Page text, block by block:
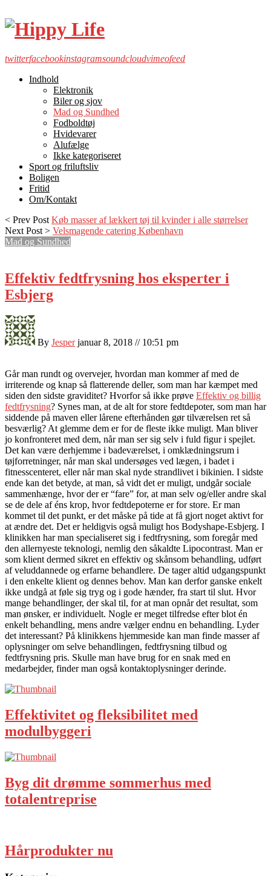
twitterfacebookinstagramsoundcloudvimeofeed
Indhold
Elektronik
Biler og sjov
Mad og Sundhed
Fodboldtøj
Hvidevarer
Alufælge
Ikke kategoriseret
Sport og friluftsliv
Boligen
Fritid
Om/Kontakt
< Prev Post Køb masser af lækkert tøj til kvinder i alle størrelser
Next Post > Velsmagende catering København
Mad og Sundhed
Effektiv fedtfrysning hos eksperter i
Esbjerg
By Jesper januar 8, 2018 // 10:51 pm
Går man rundt og overvejer, hvordan man kommer af med de
irriterende og knap så flatterende deller, som man har kæmpet med
siden den sidste graviditet? Hvorfor så ikke prøve Effektiv og billig
fedtfrysning? Synes man, at de alt for store fedtdepoter, som man har
siddende på maven eller lårene efterhånden gør tilværelsen ret så
besværlig? At glemme dem er for de fleste ikke muligt. Man bliver
jo konfronteret med dem, når man ser sig selv i fuld figur i spejlet.
Det kan være derhjemme i badeværelset, i omklædningsrum i
tøjforretninger, når man skal undersøges ved lægen, i badet i
fitnesscenteret, eller når man skal nyde strandlivet i bikinien. I sidste
ende kan det betyde, at man, så vidt det er muligt, undgår sociale
sammenhænge, hvor der er “fare” for, at man selv og/eller andre skal
se de dele af éns krop, hvor fedtdepoterne er for store. Er man
kommet til det punkt, er det måske på tide at få gjort noget aktivt for
at ændre det. Det er heldigvis også muligt hos Bodyshape-Esbjerg. I
klinikken har man specialiseret sig i fedtfrysning, som foregår med
den allernyeste teknologi, nemlig den såkaldte Lipocontrast. Man er
som klient dermed sikret en effektiv og skånsom behandling, udført
af veluddannede og erfarne behandlere. De tager altid udgangspunkt
i den enkelte klient og dennes behov. Man kan derfor ganske enkelt
ikke undgå at føle sig tryg og i gode hænder, fra start til slut. Hvor
mange behandlinger, der skal til, for at man opnår det resultat, som
man ønsker, er individuelt. Nogle er meget tilfredse efter blot én
enkelt behandling, mens andre vælger endnu en behandling. Lyder
det interessant? På klinikkens hjemmeside kan man finde masser af
oplysninger om selve behandlingen, fedtfrysning tilbud og
fedtfrysning pris. Skulle man have brug for en snak med en
medarbejder, finder man også kontaktoplysninger derinde.
Effektivitet og fleksibilitet med
modulbyggeri
Byg dit drømme sommerhus med
totalentreprise
Hårprodukter nu